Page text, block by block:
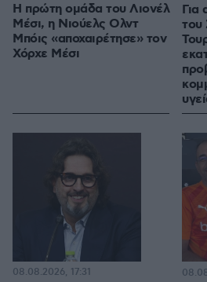
Η πρώτη ομάδα του Λιονέλ
Μέσι, η Νιούελς Ολντ
Μπόις «αποχαιρέτησε» τον
Χόρχε Μέσι
Για
του
08.08.2026, 17:31